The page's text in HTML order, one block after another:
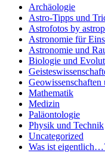
Archäologie
Astro-Tipps und
Astrofotos by
Astronomie für
Astronomie und
Biologie und
Mathematik
Medizin
Paläontologie
Physik und Technik
Uncategorized
Was ist